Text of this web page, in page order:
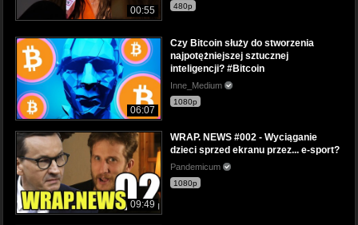
00:55 480p
06:07
Czy Bitcoin służy do stworzenia
najpotężniejszej sztucznej
inteligencji? #Bitcoin
Inne_Medium
1080p
09:49
WRAP. NEWS #002 - Wyciąganie
dzieci sprzed ekranu przez... e-sport?
Pandemicum
1080p